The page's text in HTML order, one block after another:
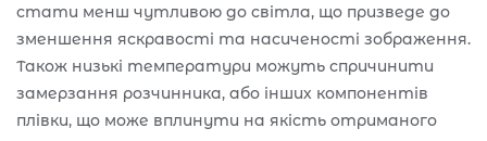
стати менш чутливою до світла, що призведе до
зменшення яскравості та насиченості зображення.
Також низькі температури можуть спричинити
замерзання розчинника, або інших компонентів
плівки, що може вплинути на якість отриманого